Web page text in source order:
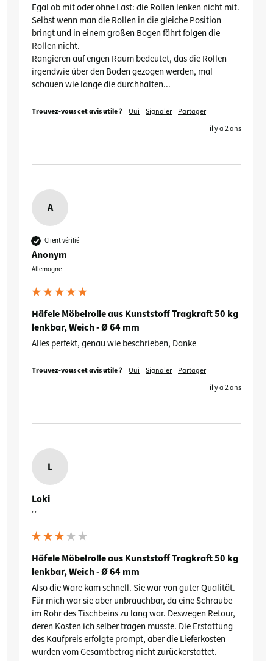
Egal ob mit oder ohne Last: die Rollen lenken nicht mit.
Selbst wenn man die Rollen in die gleiche Position
bringt und in einem großen Bogen fährt folgen die
Rollen nicht.
Rangieren auf engen Raum bedeutet, das die Rollen
irgendwie über den Boden gezogen werden, mal
schauen wie lange die durchhalten...
Trouvez-vous cet avis utile ? Oui Signaler
Partager
il y a 2 ans
A
Client vérifié
Anonym
Allemagne
Häfele Möbelrolle aus Kunststoff Tragkraft 50 kg
lenkbar, Weich - Ø 64 mm
Alles perfekt, genau wie beschrieben, Danke
Trouvez-vous cet avis utile ? Oui Signaler
Partager
il y a 2 ans
L
Loki
""
Häfele Möbelrolle aus Kunststoff Tragkraft 50 kg
lenkbar, Weich - Ø 64 mm
Also die Ware kam schnell. Sie war von guter Qualität.
Für mich war sie aber unbrauchbar, da eine Schraube
im Rohr des Tischbeins zu lang war. Deswegen Retour,
deren Kosten ich selber tragen musste. Die Erstattung
des Kaufpreis erfolgte prompt, aber die Lieferkosten
wurden vom Gesamtbetrag nicht zurückerstattet.